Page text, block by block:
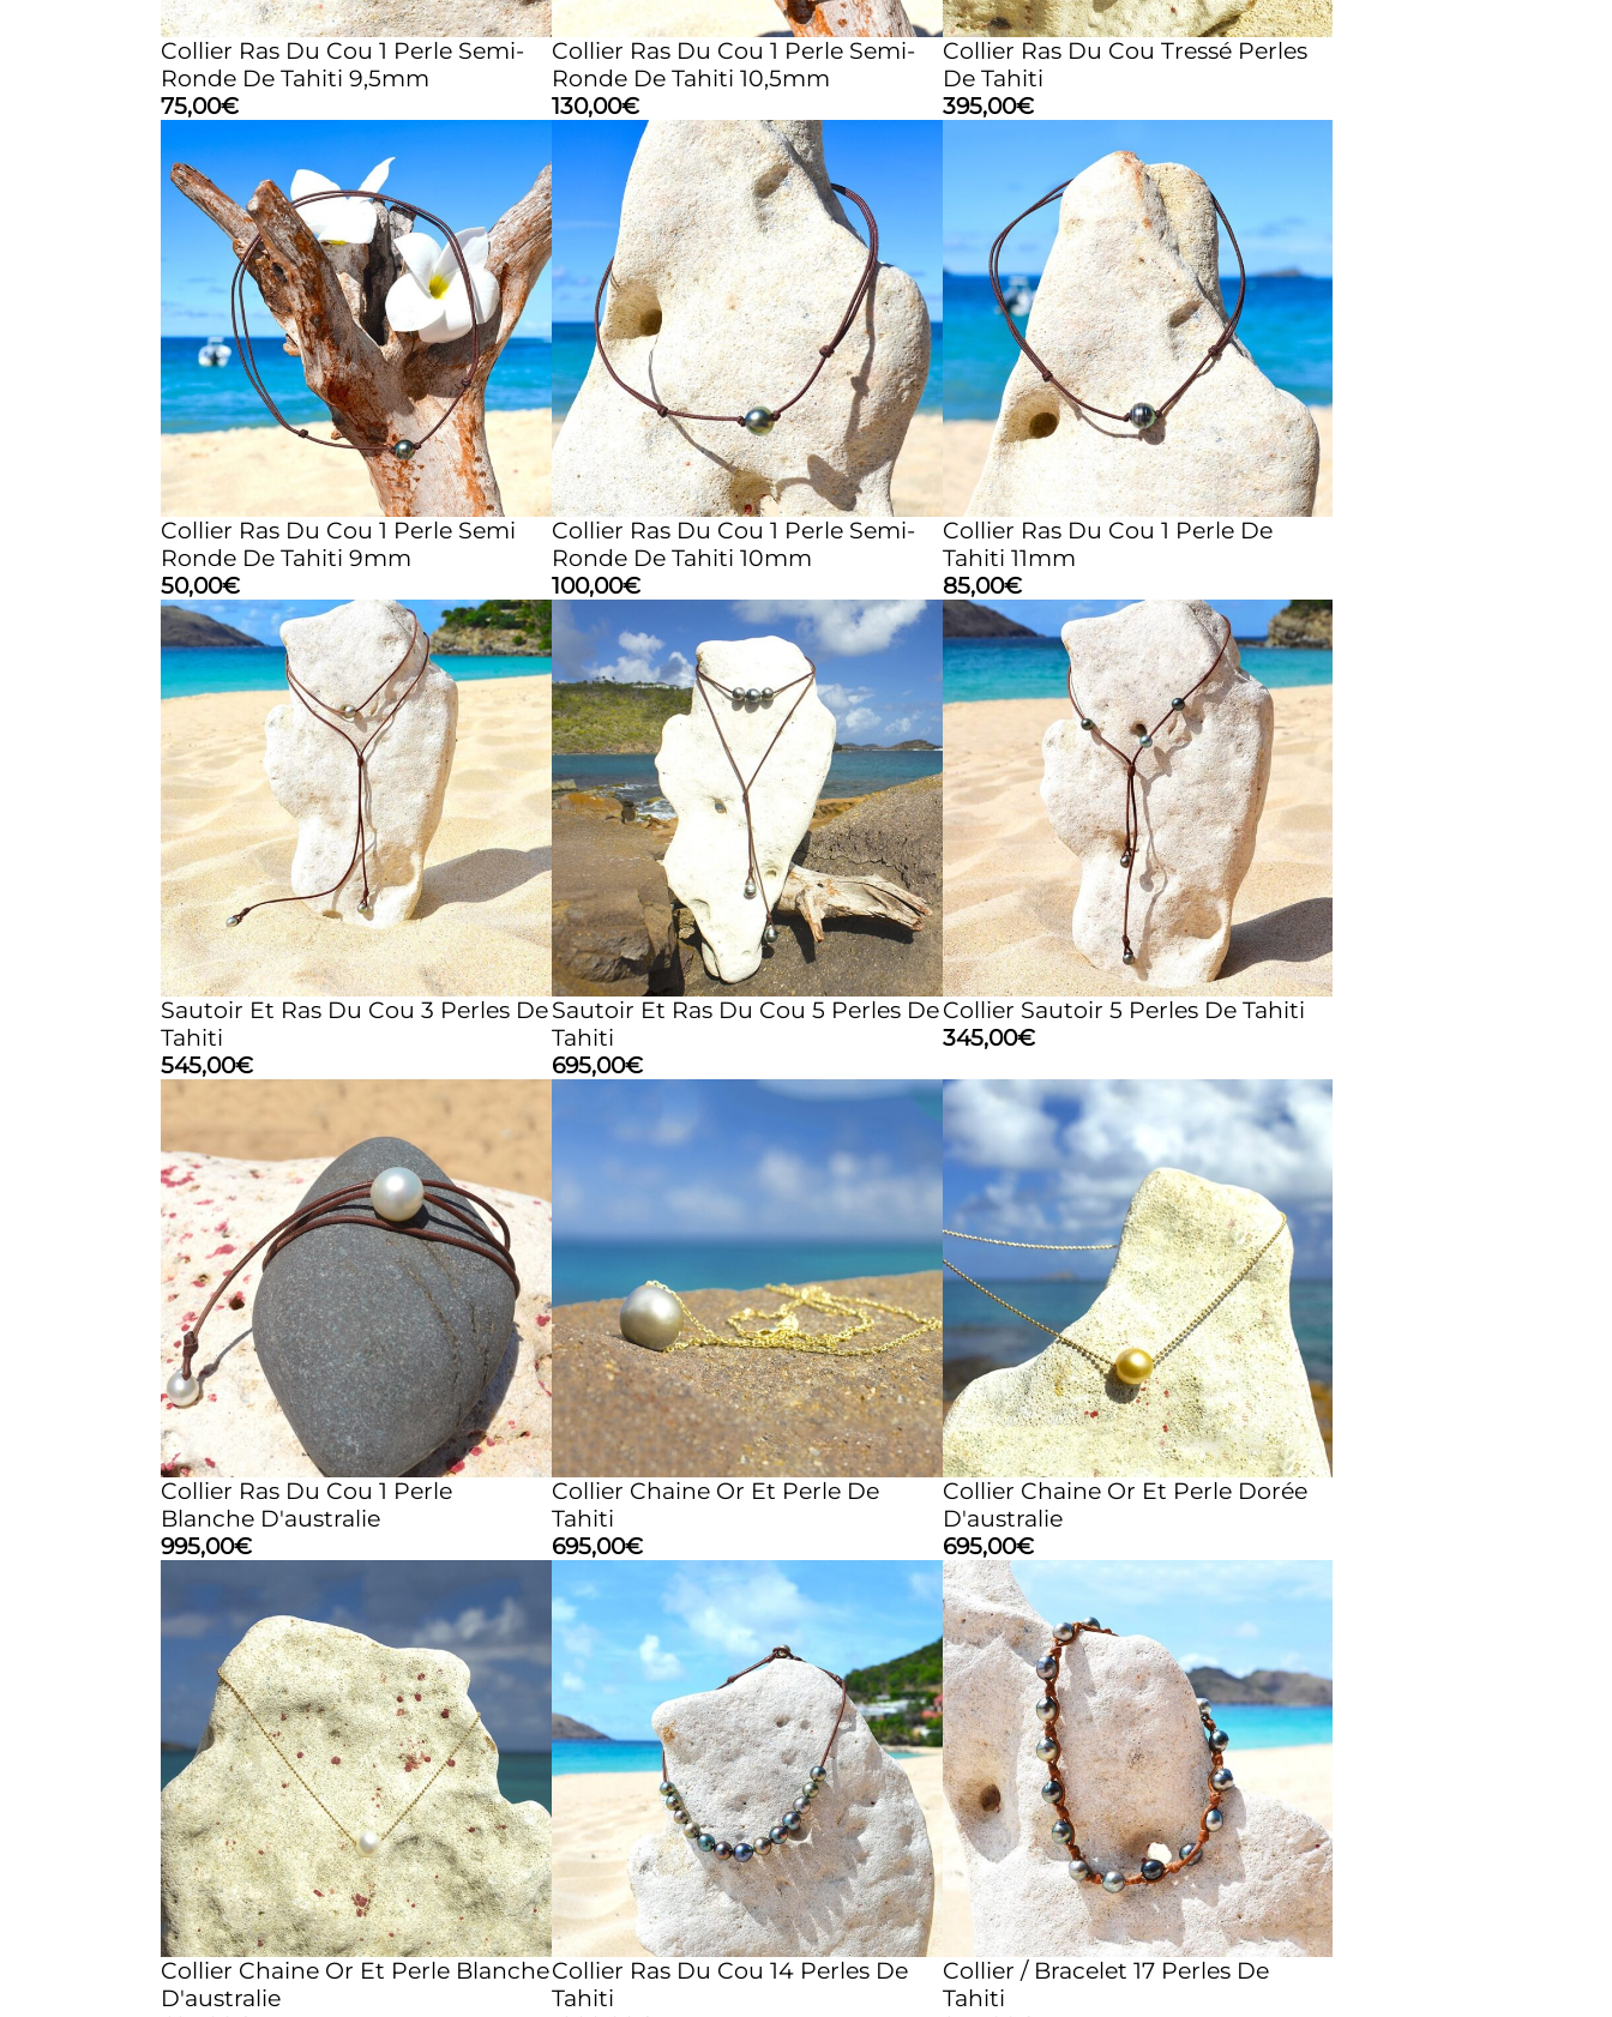
Collier Ras Du Cou 1 Perle Semi-
Ronde De Tahiti 9,5mm
75,00€
Collier Ras Du Cou 1 Perle Semi-
Ronde De Tahiti 10,5mm
130,00€
Collier Ras Du Cou Tressé Perles
De Tahiti
395,00€
Collier Ras Du Cou 1 Perle Semi
Ronde De Tahiti 9mm
50,00€
Collier Ras Du Cou 1 Perle Semi-
Ronde De Tahiti 10mm
100,00€
Collier Ras Du Cou 1 Perle De
Tahiti 11mm
85,00€
Sautoir Et Ras Du Cou 3 Perles De
Tahiti
545,00€
Sautoir Et Ras Du Cou 5 Perles De
Tahiti
695,00€
Collier Sautoir 5 Perles De Tahiti
345,00€
Collier Ras Du Cou 1 Perle
Blanche D'australie
995,00€
Collier Chaine Or Et Perle De
Tahiti
695,00€
Collier Chaine Or Et Perle Dorée
D'australie
695,00€
Collier Chaine Or Et Perle Blanche
D'australie
Collier Ras Du Cou 14 Perles De
Tahiti
Collier / Bracelet 17 Perles De
Tahiti